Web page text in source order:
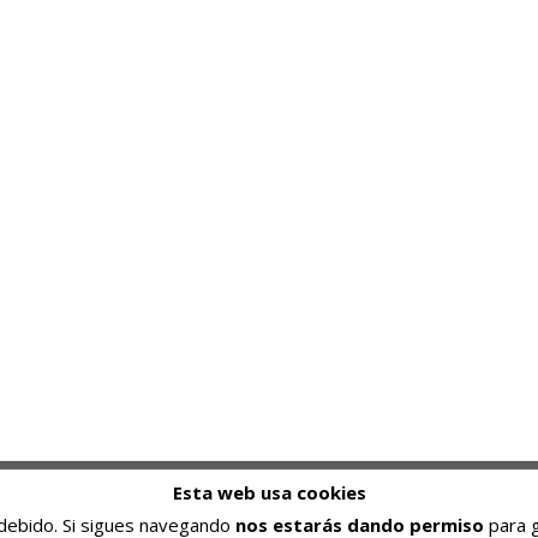
Programar es una pasión, resolver problemas un
pasatiempo, superarse una meta.
Esta web usa cookies
Si sigues navegando nos estarás dando permiso para